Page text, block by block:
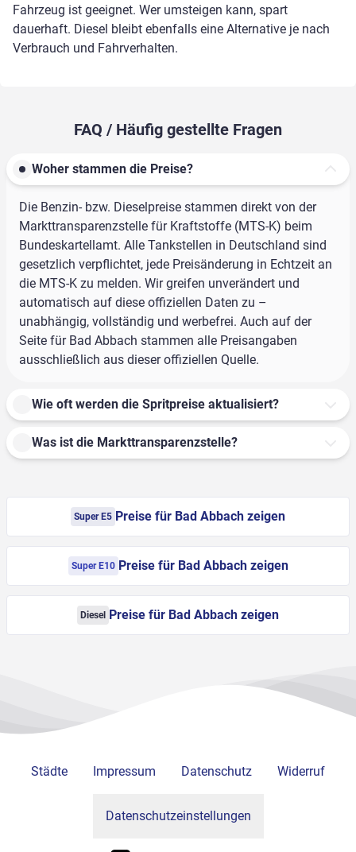
Fahrzeug ist geeignet. Wer umsteigen kann, spart
dauerhaft. Diesel bleibt ebenfalls eine Alternative je nach
Verbrauch und Fahrverhalten.
FAQ / Häufig gestellte Fragen
Woher stammen die Preise?
Die Benzin- bzw. Dieselpreise stammen direkt von der
Markttransparenzstelle für Kraftstoffe (MTS-K) beim
Bundeskartellamt. Alle Tankstellen in Deutschland sind
gesetzlich verpflichtet, jede Preisänderung in Echtzeit an
die MTS-K zu melden. Wir greifen unverändert und
automatisch auf diese offiziellen Daten zu –
unabhängig, vollständig und werbefrei. Auch auf der
Seite für Bad Abbach stammen alle Preisangaben
ausschließlich aus dieser offiziellen Quelle.
Wie oft werden die Spritpreise aktualisiert?
Was ist die Markttransparenzstelle?
Super E5 Preise für Bad Abbach zeigen
Super E10 Preise für Bad Abbach zeigen
Diesel Preise für Bad Abbach zeigen
Städte Impressum Datenschutz Widerruf
Datenschutzeinstellungen